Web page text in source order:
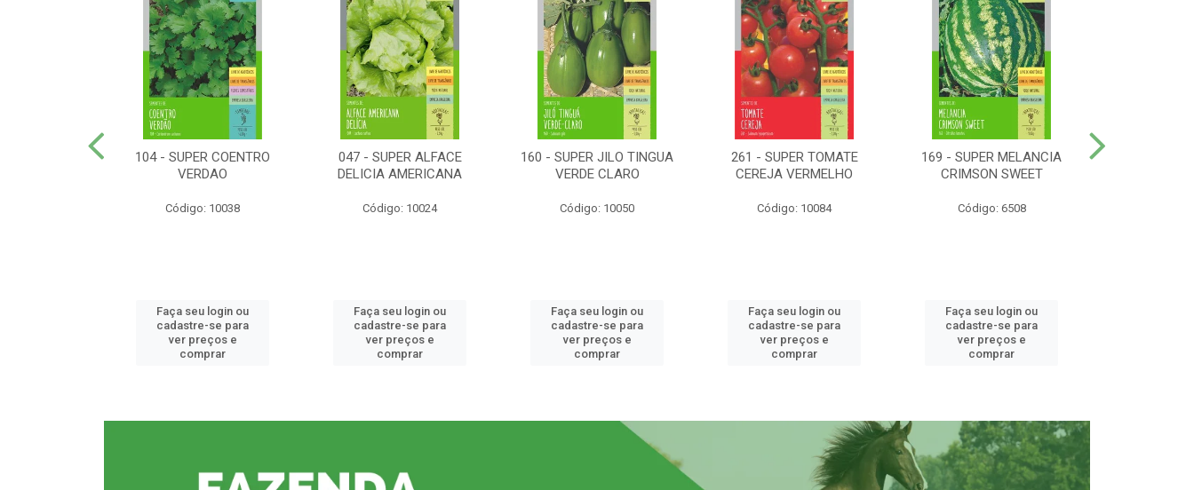
104 - SUPER COENTRO
VERDAO
Código: 10038
Faça seu login ou
cadastre-se para
ver preços e
comprar
047 - SUPER ALFACE
DELICIA AMERICANA
Código: 10024
Faça seu login ou
cadastre-se para
ver preços e
comprar
160 - SUPER JILO TINGUA
VERDE CLARO
Código: 10050
Faça seu login ou
cadastre-se para
ver preços e
comprar
261 - SUPER TOMATE
CEREJA VERMELHO
Código: 10084
Faça seu login ou
cadastre-se para
ver preços e
comprar
169 - SUPER MELANCIA
CRIMSON SWEET
Código: 6508
Faça seu login ou
cadastre-se para
ver preços e
comprar